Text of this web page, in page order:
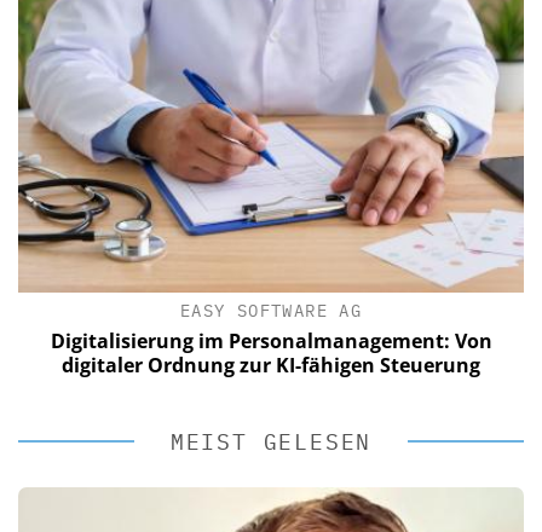
EASY SOFTWARE AG
Digitalisierung im Personalmanagement: Von
digitaler Ordnung zur KI-fähigen Steuerung
MEIST GELESEN